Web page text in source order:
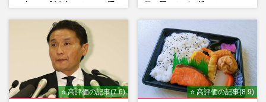
⭐ 高評価の記事(7.6) ⭐ 高評価の記事(8.9)